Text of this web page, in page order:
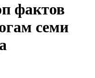
фактов
семи